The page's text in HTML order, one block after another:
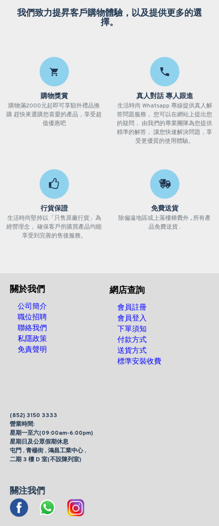
我們致力提昇客戶購物體驗，以及提供更多的選
擇。
購物獎賞
購物滿2000元起即可享額外禮品換
購 趕快來選購您喜愛的產品，享受超
值優惠吧
真人對話 專人跟進
生活時尚 Whatsapp 專線提供真人解
答問題服務， 您可以在網站上提出您
的疑問， 由我們的專業團隊為您提供
精準的解答， 讓您快速解決問題，享
受更優質的使用體驗。
行貨保證
生活時尚堅持以「只售原廠行貨」為
經營理念， 確保客戶所購買產品均能
享受到完善的售後服務。
免費送貨
除偏遠地區或上落樓梯費外 , 所有產
品免費送貨 .
關於我們
公司簡介
職位招聘
聯絡我們
私隱政策
免責聲明
網店查詢
會員註冊
會員登入
下單須知
付款方式
送貨方式
標準安裝收費
(852) 3150 3333
營業時間:
星期一至六(09:00am-6:00pm)
星期日及公眾假期休息
屯門 , 青楊街 , 鴻昌工業中心 ,
二期 3 樓 D 室(不設陳列室)
關注我們